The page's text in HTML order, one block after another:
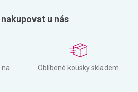
u nás
na
Oblíbené kousky skladem